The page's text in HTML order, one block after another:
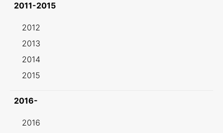
2011-2015
2012
2013
2014
2015
2016-
2016